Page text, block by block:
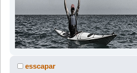
esscapar